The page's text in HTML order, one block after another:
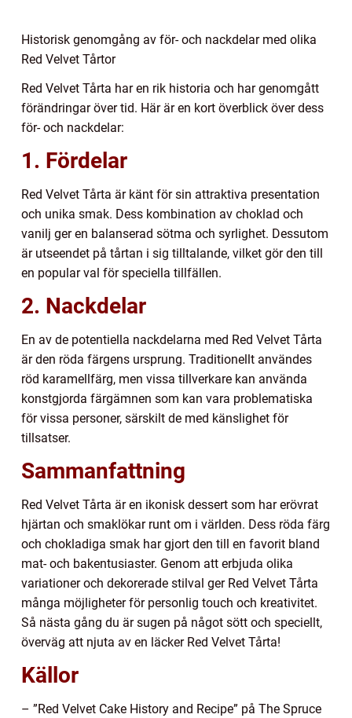
Historisk genomgång av för- och nackdelar med olika
Red Velvet Tårtor
Red Velvet Tårta har en rik historia och har genomgått
förändringar över tid. Här är en kort överblick över dess
för- och nackdelar:
1. Fördelar
Red Velvet Tårta är känt för sin attraktiva presentation
och unika smak. Dess kombination av choklad och
vanilj ger en balanserad sötma och syrlighet. Dessutom
är utseendet på tårtan i sig tilltalande, vilket gör den till
en popular val för speciella tillfällen.
2. Nackdelar
En av de potentiella nackdelarna med Red Velvet Tårta
är den röda färgens ursprung. Traditionellt användes
röd karamellfärg, men vissa tillverkare kan använda
konstgjorda färgämnen som kan vara problematiska
för vissa personer, särskilt de med känslighet för
tillsatser.
Sammanfattning
Red Velvet Tårta är en ikonisk dessert som har erövrat
hjärtan och smaklökar runt om i världen. Dess röda färg
och chokladiga smak har gjort den till en favorit bland
mat- och bakentusiaster. Genom att erbjuda olika
variationer och dekorerade stilval ger Red Velvet Tårta
många möjligheter för personlig touch och kreativitet.
Så nästa gång du är sugen på något sött och speciellt,
överväg att njuta av en läcker Red Velvet Tårta!
Källor
– ”Red Velvet Cake History and Recipe” på The Spruce